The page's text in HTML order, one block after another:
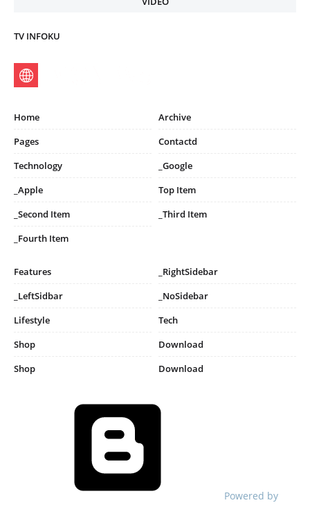
TV INFOKU
Home
Archive
Pages
Contactd
Technology
_Google
_Apple
Top Item
_Second Item
_Third Item
_Fourth Item
Features
_RightSidebar
_LeftSidbar
_NoSidebar
Lifestyle
Tech
Shop
Download
Shop
Download
Powered by